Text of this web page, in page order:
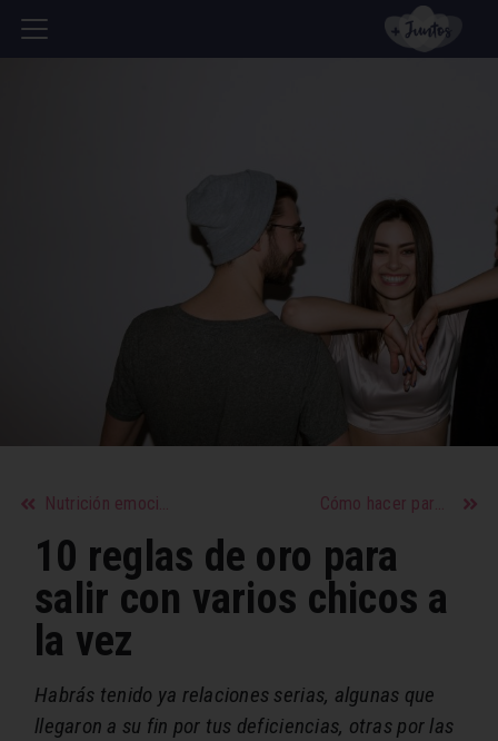
Nutrición emocional: Qué comer para tener buen ánimo y las energías al máximo Cómo hacer para que tus relaciones pasadas no afecten a las futuras
10 reglas de oro para
salir con varios chicos a
la vez
Habrás tenido ya relaciones serias, algunas que
llegaron a su fin por tus deficiencias, otras por las